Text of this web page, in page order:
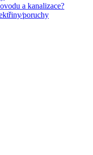
a kanalizace?